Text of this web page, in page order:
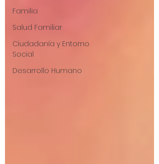
Familia
Salud Familiar
Ciudadanía y Entorno
Social
Desarrollo Humano